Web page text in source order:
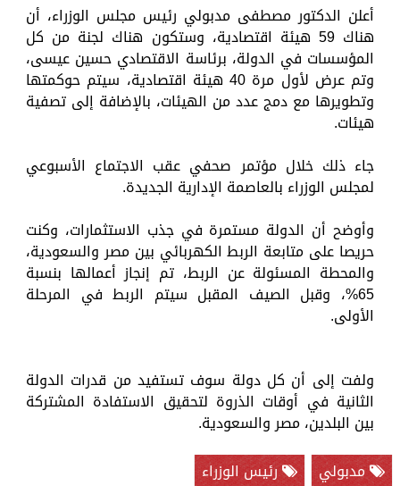
أعلن الدكتور مصطفى مدبولي رئيس مجلس الوزراء، أن
هناك 59 هيئة اقتصادية، وستكون هناك لجنة من كل
المؤسسات في الدولة، برئاسة الاقتصادي حسين عيسى،
وتم عرض لأول مرة 40 هيئة اقتصادية، سيتم حوكمتها
وتطويرها مع دمج عدد من الهيئات، بالإضافة إلى تصفية
هيئات.
جاء ذلك خلال مؤتمر صحفي عقب الاجتماع الأسبوعي
لمجلس الوزراء بالعاصمة الإدارية الجديدة.
وأوضح أن الدولة مستمرة في جذب الاستثمارات، وكنت
حريصا على متابعة الربط الكهربائي بين مصر والسعودية،
والمحطة المسئولة عن الربط، تم إنجاز أعمالها بنسبة
65%، وقبل الصيف المقبل سيتم الربط في المرحلة
الأولى.
ولفت إلى أن كل دولة سوف تستفيد من قدرات الدولة
الثانية في أوقات الذروة لتحقيق الاستفادة المشتركة
بين البلدين، مصر والسعودية.
مدبولي
رئيس الوزراء